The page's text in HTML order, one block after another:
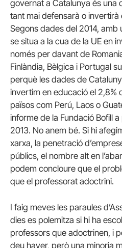
governat a Catalunya és una
tant mai defensarà o invertirà
Segons dades del 2014, amb
se situa a la cua de la UE en
només per davant de
Finlàndia, Bèlgica i Portugal
perquè les dades de
invertim en educació el 2,8%
països com Perú, Laos o
informe de la Fundació Bofill
2013. No anem bé. Si hi
xarxa, la penetració
públics, el nombre alt en
podem concloure que el
que el professorat adoctrini.
I faig meves les paraules
dies es polemitza si hi ha
professors que adoctrinen, i
deu haver, però una minoria